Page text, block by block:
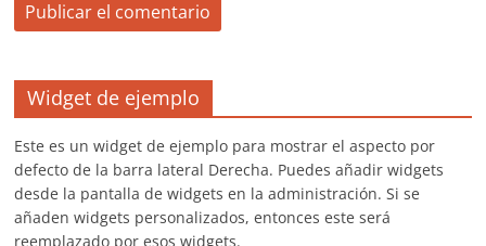
Widget de ejemplo
Este es un widget de ejemplo para mostrar el aspecto por
defecto de la barra lateral Derecha. Puedes añadir widgets
desde la pantalla de widgets en la administración. Si se
añaden widgets personalizados, entonces este será
reemplazado por esos widgets.